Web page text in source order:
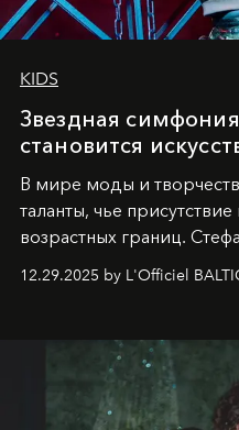
KIDS
Звездная
становится
В мире моды и
таланты, чье
возрастных границ.
десятилетняя
харизмы, чье имя уже
2025
и LUXIA June 2025,
уникальное явление
12.29.2025 by L'Officiel